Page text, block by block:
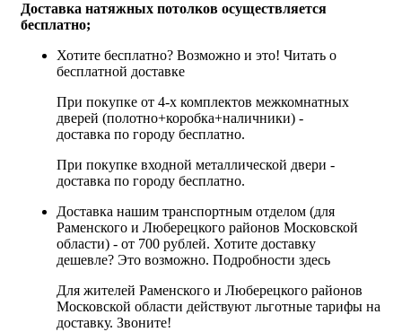
Доставка натяжных потолков осуществляется
бесплатно;
Хотите бесплатно? Возможно и это! Читать о
бесплатной доставке
При покупке от 4-х комплектов межкомнатных
дверей (полотно+коробка+наличники) -
доставка по городу бесплатно.
При покупке входной металлической двери -
доставка по городу бесплатно.
Доставка нашим транспортным отделом (для
Раменского и Люберецкого районов Московской
области) - от 700 рублей. Хотите доставку
дешевле? Это возможно. Подробности здесь
Для жителей Раменского и Люберецкого районов
Московской области действуют льготные тарифы на
доставку. Звоните!